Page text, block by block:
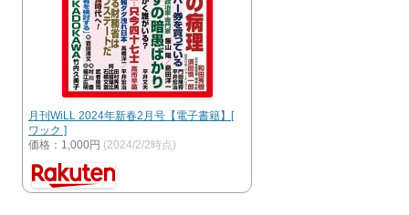
月刊WiLL 2024年新春2月号【電子書籍】[
ワック ]
価格：1,000円 (2024/2/2時点)